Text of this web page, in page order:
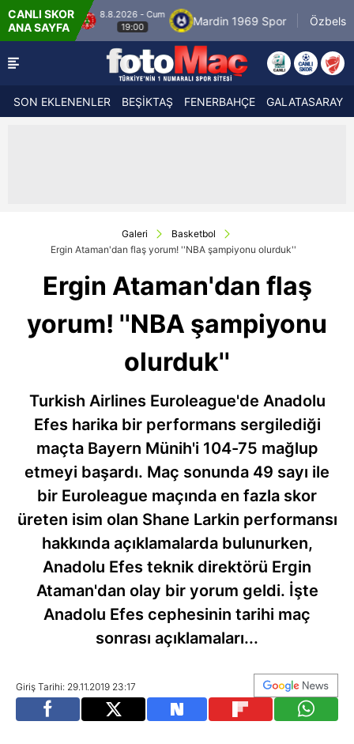
CANLI SKOR
ANA SAYFA
- Cum
19:00
Mardin 1969 Spor Özbelsan Sivasspor
SON EKLENENLER BEŞİKTAŞ FENERBAHÇE GALATASARAY
Galeri
Basketbol
Ergin Ataman'dan flaş yorum! ''NBA şampiyonu olurduk''
Ergin Ataman'dan flaş
yorum! ''NBA şampiyonu
olurduk''
Turkish Airlines Euroleague'de Anadolu
Efes harika bir performans sergilediği
maçta Bayern Münih'i 104-75 mağlup
etmeyi başardı. Maç sonunda 49 sayı ile
bir Euroleague maçında en fazla skor
üreten isim olan Shane Larkin performansı
hakkında açıklamalarda bulunurken,
Anadolu Efes teknik direktörü Ergin
Ataman'dan olay bir yorum geldi. İşte
Anadolu Efes cephesinin tarihi maç
sonrası açıklamaları...
Giriş Tarihi: 29.11.2019 23:17